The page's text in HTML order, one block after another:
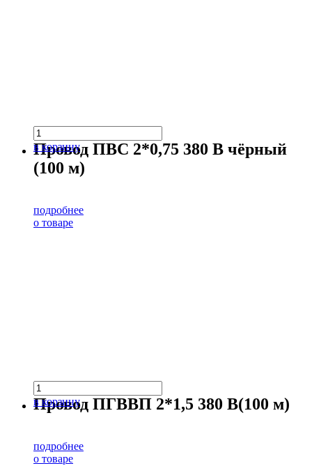
в корзину
Провод ПВС 2*0,75 380 В чёрный
(100 м)
подробнее
о товаре
в корзину
Провод ПГВВП 2*1,5 380 В(100 м)
подробнее
о товаре